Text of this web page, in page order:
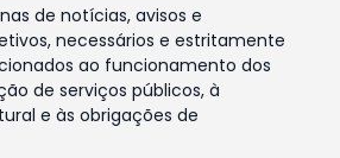
de notícias, avisos e
necessários e estritamente
ao funcionamento dos
de serviços públicos, à
e às obrigações de